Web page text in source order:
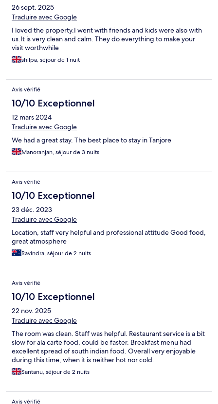
26 sept. 2025
Traduire avec Google
I loved the property.I went with friends and kids were also with
us.It is very clean and calm. They do everything to make your
visit worthwhile
shilpa, séjour de 1 nuit
Avis vérifié
10/10 Exceptionnel
12 mars 2024
Traduire avec Google
We had a great stay. The best place to stay in Tanjore
Manoranjan, séjour de 3 nuits
Avis vérifié
10/10 Exceptionnel
23 déc. 2023
Traduire avec Google
Location, staff very helpful and professional attitude Good food,
great atmosphere
Ravindra, séjour de 2 nuits
Avis vérifié
10/10 Exceptionnel
22 nov. 2025
Traduire avec Google
The room was clean. Staff was helpful. Restaurant service is a bit
slow for ala carte food, could be faster. Breakfast menu had
excellent spread of south indian food. Overall very enjoyable
during this time, when it is neither hot nor cold.
Santanu, séjour de 2 nuits
Avis vérifié